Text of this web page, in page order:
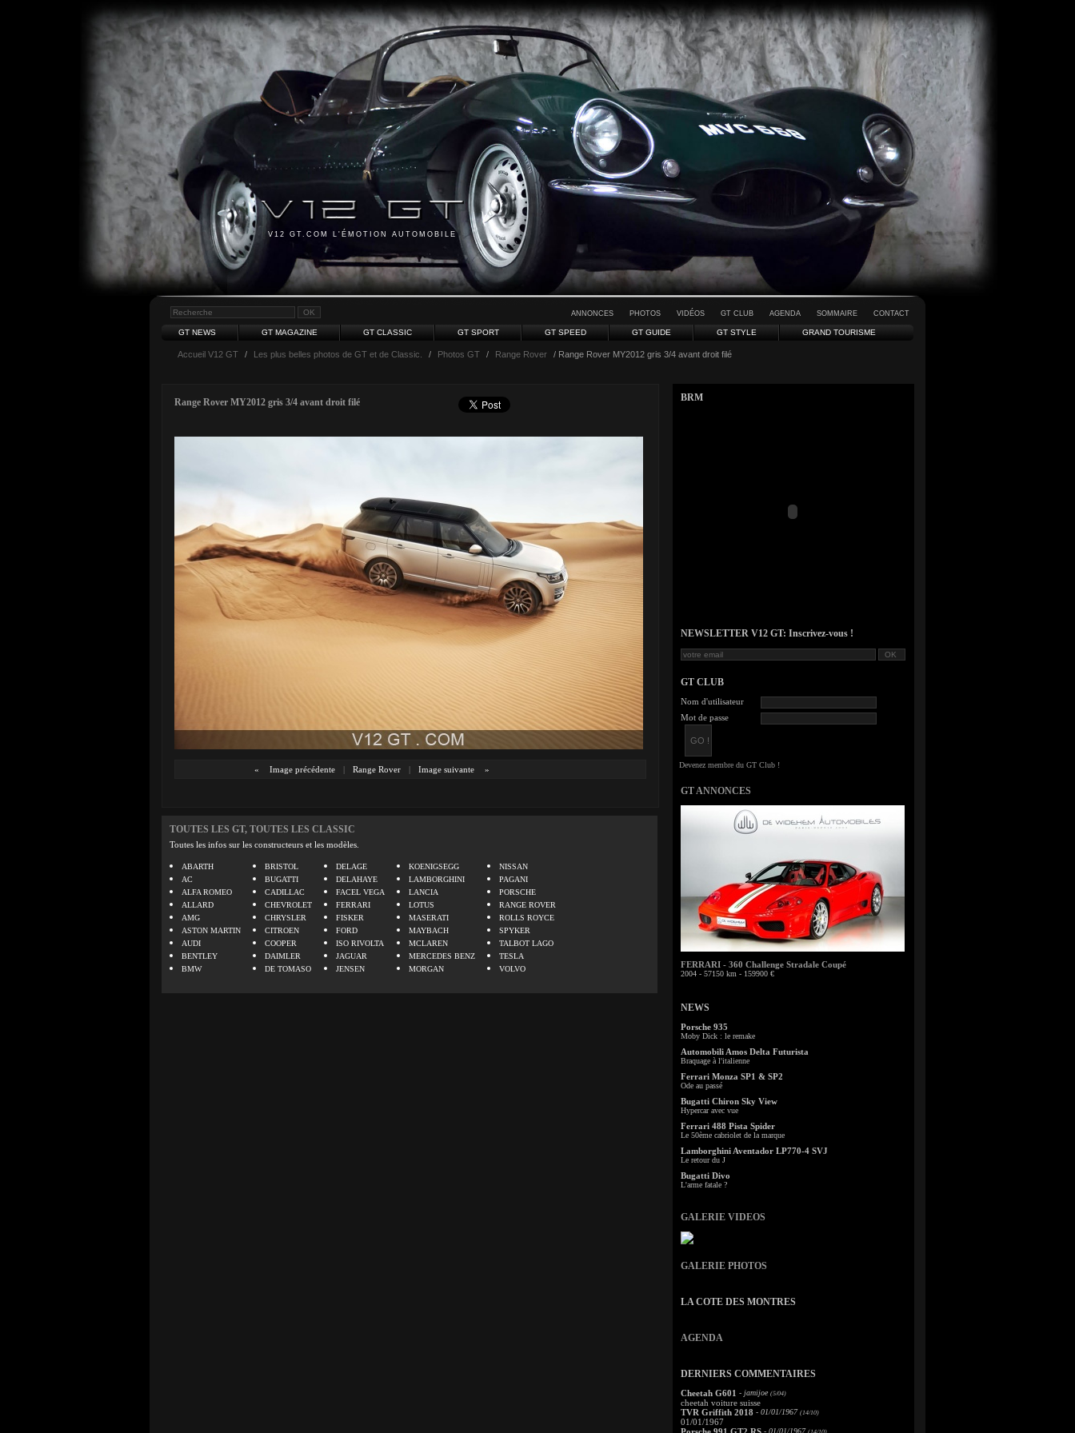
V12 GT.COM L'ÉMOTION AUTOMOBILE
ANNONCES PHOTOS VIDÉOS GT CLUB AGENDA SOMMAIRE CONTACT
GT NEWS GT MAGAZINE GT CLASSIC GT SPORT GT SPEED GT GUIDE GT STYLE GRAND TOURISME
Accueil V12 GT / Les plus belles photos de GT et de Classic. / Photos GT / Range Rover / Range Rover MY2012 gris 3/4 avant droit filé
Range Rover MY2012 gris 3/4 avant droit filé
« Image précédente | Range Rover | Image suivante »
TOUTES LES GT, TOUTES LES CLASSIC
Toutes les infos sur les constructeurs et les modèles.
ABARTH
AC
ALFA ROMEO
ALLARD
AMG
ASTON MARTIN
AUDI
BENTLEY
BMW
BRISTOL
BUGATTI
CADILLAC
CHEVROLET
CHRYSLER
CITROEN
COOPER
DAIMLER
DE TOMASO
DELAGE
DELAHAYE
FACEL VEGA
FERRARI
FISKER
FORD
ISO RIVOLTA
JAGUAR
JENSEN
KOENIGSEGG
LAMBORGHINI
LANCIA
LOTUS
MASERATI
MAYBACH
MCLAREN
MERCEDES BENZ
MORGAN
NISSAN
PAGANI
PORSCHE
RANGE ROVER
ROLLS ROYCE
SPYKER
TALBOT LAGO
TESLA
VOLVO
BRM
NEWSLETTER V12 GT: Inscrivez-vous !
GT CLUB
Nom d'utilisateur
Mot de passe
GT ANNONCES
FERRARI - 360 Challenge Stradale Coupé
2004 - 57150 km - 159900 €
NEWS
Porsche 935
Moby Dick : le remake
Automobili Amos Delta Futurista
Braquage à l'italienne
Ferrari Monza SP1 & SP2
Ode au passé
Bugatti Chiron Sky View
Hypercar avec vue
Ferrari 488 Pista Spider
Le 50ème cabriolet de la marque
Lamborghini Aventador LP770-4 SVJ
Le retour du J
Bugatti Divo
L'arme fatale ?
GALERIE VIDEOS
GALERIE PHOTOS
LA COTE DES MONTRES
AGENDA
DERNIERS COMMENTAIRES
Cheetah G601 - jamijoe (5/04)
cheetah voiture suisse
TVR Griffith 2018 - 01/01/1967 (14/10)
01/01/1967
- 01/01/1967